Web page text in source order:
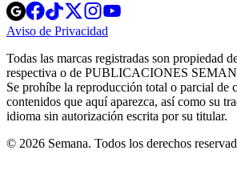
Opens
in
new
Opens
in
new
Opens
in
new
window
Opens
new
windowwindow
Aviso de Privacidad
new
window
Todas las marcas registradas son propiedad
respectiva o de PUBLICACIONES
Se prohíbe la reproducción total o parcial de
contenidos que aquí aparezca, así como su
idioma sin autorización escrita por su titular.
© 2026 Semana. Todos los derechos